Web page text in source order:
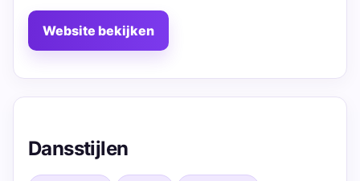
Website bekijken
Dansstijlen